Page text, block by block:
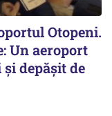
Otopeni.
Un aeroport
depășit de